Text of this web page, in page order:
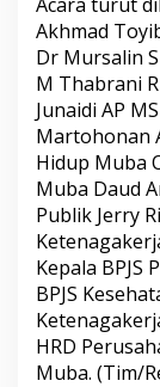
Akhmad
Dr Mursalin
M Thabrani
Junaidi AP
Martohonan
Hidup Muba
Muba Daud
Publik Jerry
Kepala BPJS
BPJS
HRD
Muba. (Tim/